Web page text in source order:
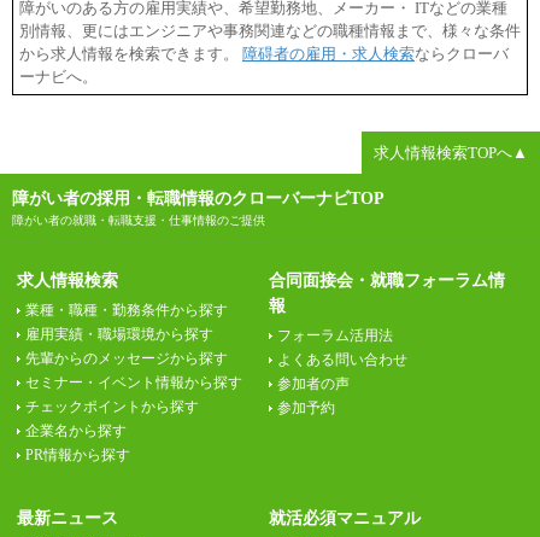
障がいのある方の雇用実績や、希望勤務地、メーカー・ ITなどの業種
別情報、更にはエンジニアや事務関連などの職種情報まで、様々な条件
から求人情報を検索できます。 障碍者の雇用・求人検索ならクローバ
ーナビへ。
求人情報検索TOPへ▲
障がい者の採用・転職情報のクローバーナビTOP
障がい者の就職・転職支援・仕事情報のご提供
求人情報検索
業種・職種・勤務条件から探す
雇用実績・職場環境から探す
先輩からのメッセージから探す
セミナー・イベント情報から探す
チェックポイントから探す
企業名から探す
PR情報から探す
合同面接会・就職フォーラム情
報
フォーラム活用法
よくある問い合わせ
参加者の声
参加予約
最新ニュース 就活必須マニュアル